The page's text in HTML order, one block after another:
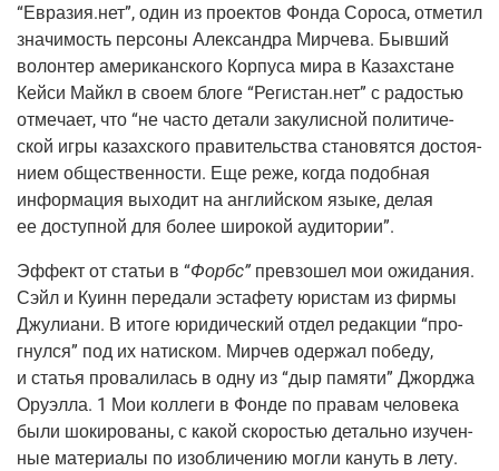
“Евразия.нет”, один из про­ек­тов Фон­да Соро­са, отме­тил
зна­чи­мость пер­со­ны Алек­сандра Мир­че­ва. Быв­ший
волон­тер аме­ри­кан­ско­го Кор­пу­са мира в Казах­стане
Кей­си Май­кл в сво­ем бло­ге “Регистан.нет” с радо­стью
отме­ча­ет, что “не часто дета­ли заку­лис­ной поли­ти­че­
ской игры казах­ско­го пра­ви­тель­ства ста­но­вят­ся досто­я­
ни­ем обще­ствен­но­сти. Еще реже, когда подоб­ная
инфор­ма­ция выхо­дит на англий­ском язы­ке, делая
ее доступ­ной для более широ­кой аудитории”.
Эффект от ста­тьи в “Форбс” пре­взо­шел мои ожи­да­ния.
Сэйл и Куинн пере­да­ли эста­фе­ту юри­стам из фир­мы
Джу­ли­а­ни. В ито­ге юри­ди­че­ский отдел редак­ции “про­
гнул­ся” под их натис­ком. Мир­чев одер­жал побе­ду,
и ста­тья про­ва­ли­лась в одну из “дыр памя­ти” Джор­джа
Ору­эл­ла. 1 Мои кол­ле­ги в Фон­де по пра­вам чело­ве­ка
были шоки­ро­ва­ны, с какой ско­ро­стью деталь­но изу­чен­
ные мате­ри­а­лы по изоб­ли­че­нию мог­ли кануть в лету.